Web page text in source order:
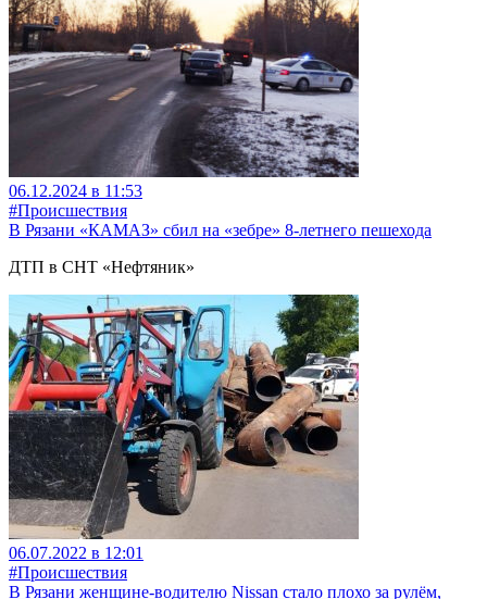
06.12.2024 в 11:53
#Происшествия
В Рязани «КАМАЗ» сбил на «зебре» 8-летнего пешехода
ДТП в СНТ «Нефтяник»
06.07.2022 в 12:01
#Происшествия
В Рязани женщине-водителю Nissan стало плохо за рулём,